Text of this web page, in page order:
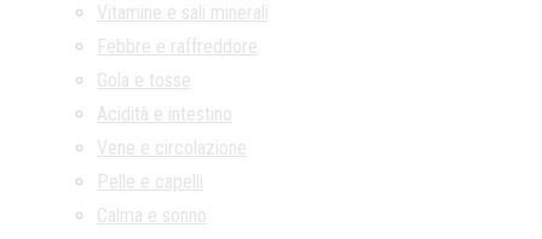
Vitamine e sali minerali
Febbre e raffreddore
Gola e tosse
Acidità e intestino
Vene e circolazione
Pelle e capelli
Calma e sonno